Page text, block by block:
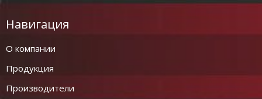
Навигация
О компании
Продукция
Производители